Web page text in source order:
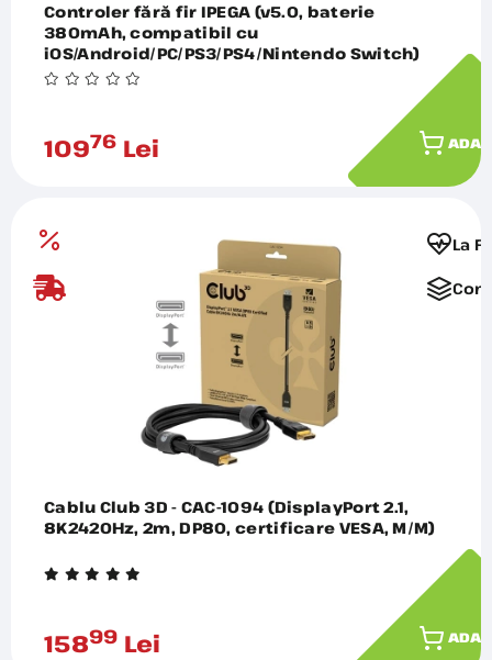
Controler fără fir IPEGA (v5.0, baterie
380mAh, compatibil cu
iOS/Android/PC/PS3/PS4/Nintendo Switch)
BLACK PG-9076
10976 Lei
La
Cablu Club 3D - CAC-1094 (DisplayPort 2.1,
8K2420Hz, 2m, DP80, certificare VESA, M/M)
15899 Lei